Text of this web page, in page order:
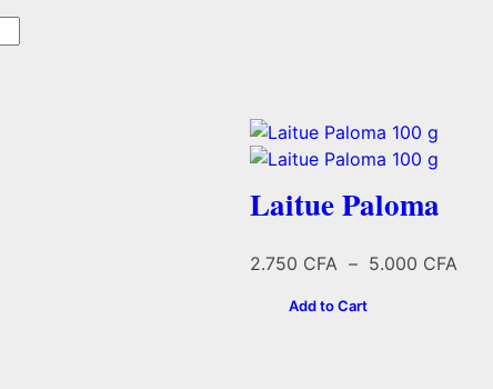
Laitue Paloma
2.750 CFA – 5.000 CFAPlage
Add to Cart